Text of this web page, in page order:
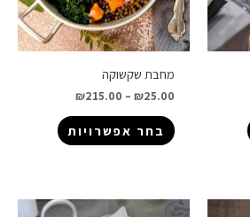
מחבת שקשוקה
₪25.00
–
₪215.00
בחר אפשרויות